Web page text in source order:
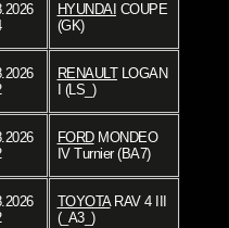
HYUNDAI COUPE
(GK)
RENAULTLOGAN
I (LS_)
FORDMONDEO
IV Turnier (BA7)
TOYOTARAV 4 III
(_A3_)